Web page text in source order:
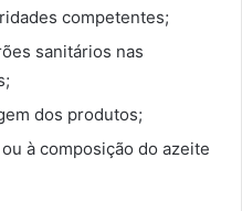
competentes;
sanitários nas
dos produtos;
à composição do azeite